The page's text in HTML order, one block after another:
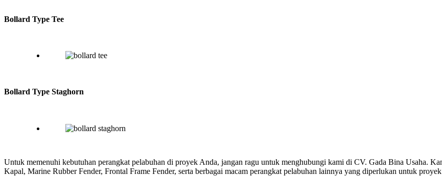
Bollard Type Tee
Bollard Type Staghorn
Untuk memenuhi kebutuhan perangkat pelabuhan di proyek Anda, jangan ragu untuk menghubungi kami di CV. Gada Bina Usaha.
Kapal, Marine Rubber Fender, Frontal Frame Fender, serta berbagai macam perangkat pelabuhan lainnya yang diperlukan untuk